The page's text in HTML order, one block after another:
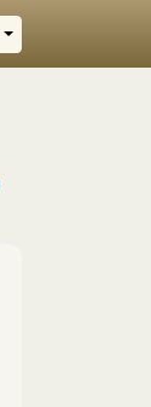
Выбрать область